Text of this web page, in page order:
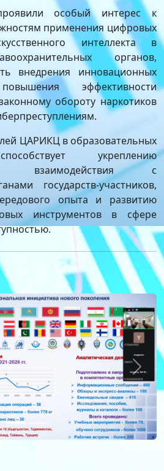
особый интерес к
применения цифровых
интеллекта в
органов,
внедрения инновационных
эффективности
обороту наркотиков
ЦАРИКЦ в образовательных
укреплению
взаимодействия с
государств-участников,
опыта и развитию
инструментов в сфере